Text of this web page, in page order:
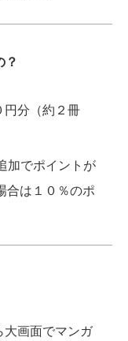
？
円分（約２冊
加でポイントが
合は１０％のポ
大画面でマンガ